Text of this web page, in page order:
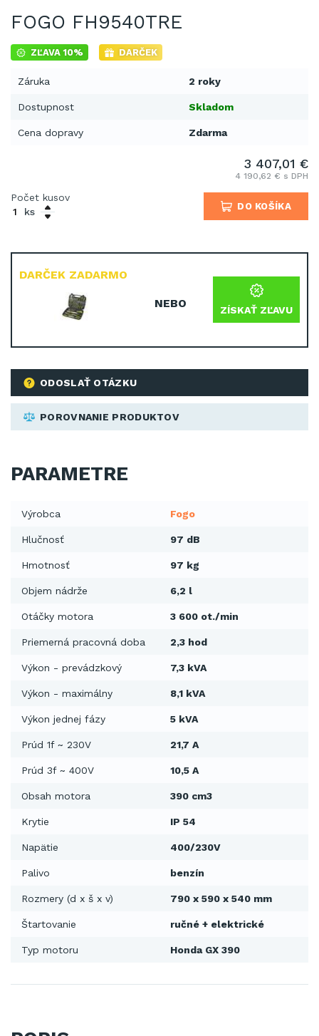
FOGO FH9540TRE
ZĽAVA 10% DARČEK
Záruka 2 roky
Dostupnost Skladom
Cena dopravy Zdarma
ODOSLAŤ OTÁZKU
POROVNANIE PRODUKTOV
DARČEK ZADARMO
NEBO ZÍSKAŤ ZĽAVU
3 407,01 €
4 190,62 € s DPH
Počet kusov
ks
DO KOŠÍKA
PARAMETRE
Výrobca Fogo
Hlučnosť 97 dB
Hmotnosť 97 kg
Objem nádrže 6,2 l
Otáčky motora 3 600 ot./min
Priemerná pracovná doba 2,3 hod
Výkon - prevádzkový 7,3 kVA
Výkon - maximálny 8,1 kVA
Výkon jednej fázy 5 kVA
Prúd 1f ~ 230V 21,7 A
Prúd 3f ~ 400V 10,5 A
Obsah motora 390 cm3
Krytie IP 54
Napätie 400/230V
Palivo benzín
Rozmery (d x š x v) 790 x 590 x 540 mm
Štartovanie ručné + elektrické
Typ motoru Honda GX 390